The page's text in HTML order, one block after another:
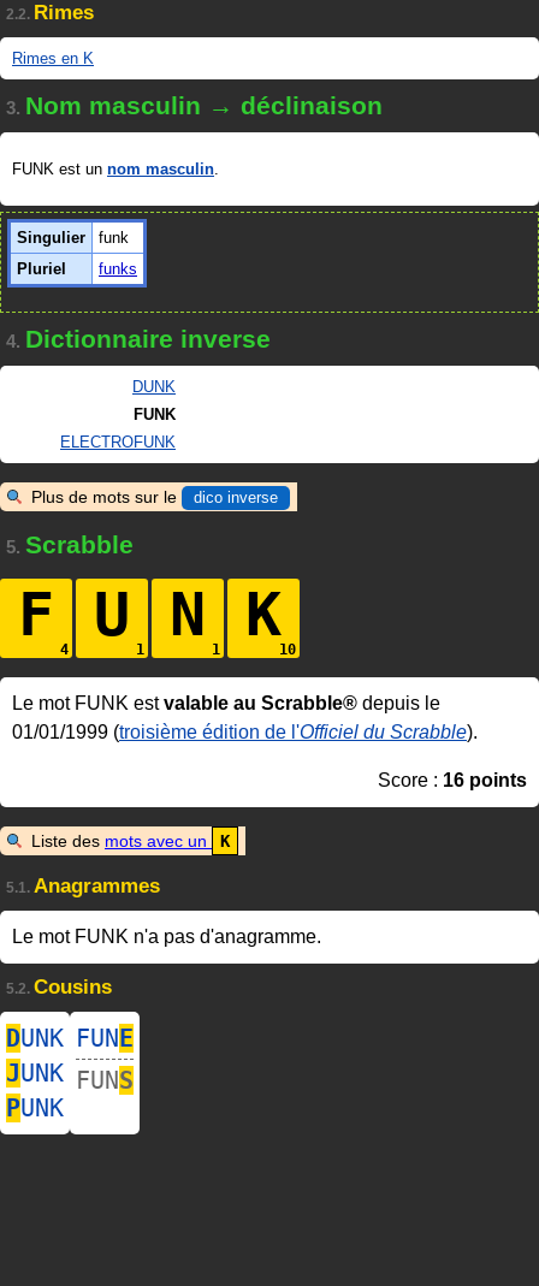
2.2. Rimes
Rimes en K
3. Nom masculin → déclinaison
FUNK est un nom masculin.
Singulier
funk
Pluriel
funks
4. Dictionnaire inverse
DUNK
FUNK
ELECTROFUNK
Plus de mots sur le dico inverse
5. Scrabble
F U N K
Le mot FUNK estvalable au Scrabble® depuis le
01/01/1999 (troisième édition de l'Officiel du Scrabble).
Score : 16 points
Liste des mots avec un K
5.1. Anagrammes
Le mot FUNK n'a pas d'anagramme.
5.2. Cousins
DUNK
JUNK
PUNK
FUNE
FUNS